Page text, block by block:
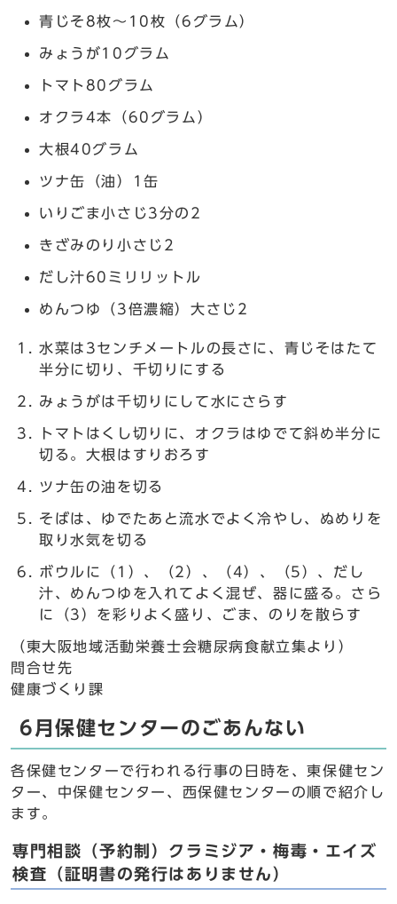
青じそ8枚～10枚（6グラム）
みょうが10グラム
トマト80グラム
オクラ4本（60グラム）
大根40グラム
ツナ缶（油）1缶
いりごま小さじ3分の2
きざみのり小さじ2
だし汁60ミリリットル
めんつゆ（3倍濃縮）大さじ2
水菜は3センチメートルの長さに、青じそはたて
半分に切り、千切りにする
みょうがは千切りにして水にさらす
トマトはくし切りに、オクラはゆでて斜め半分に
切る。大根はすりおろす
ツナ缶の油を切る
そばは、ゆでたあと流水でよく冷やし、ぬめりを
取り水気を切る
ボウルに（1）、（2）、（4）、（5）、だし
汁、めんつゆを入れてよく混ぜ、器に盛る。さら
に（3）を彩りよく盛り、ごま、のりを散らす
（東大阪地域活動栄養士会糖尿病食献立集より）
問合せ先
健康づくり課
6月保健センターのごあんない
各保健センターで行われる行事の日時を、東保健セン
ター、中保健センター、西保健センターの順で紹介し
ます。
専門相談（予約制）クラミジア・梅毒・エイズ
検査（証明書の発行はありません）